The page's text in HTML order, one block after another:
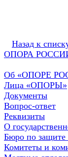
Назад к
ОПОРА
Об «ОПОРЕ
Лица «ОПОРЫ»
Документы
Вопрос-ответ
Реквизиты
О
Бюро по защите
Комитеты и